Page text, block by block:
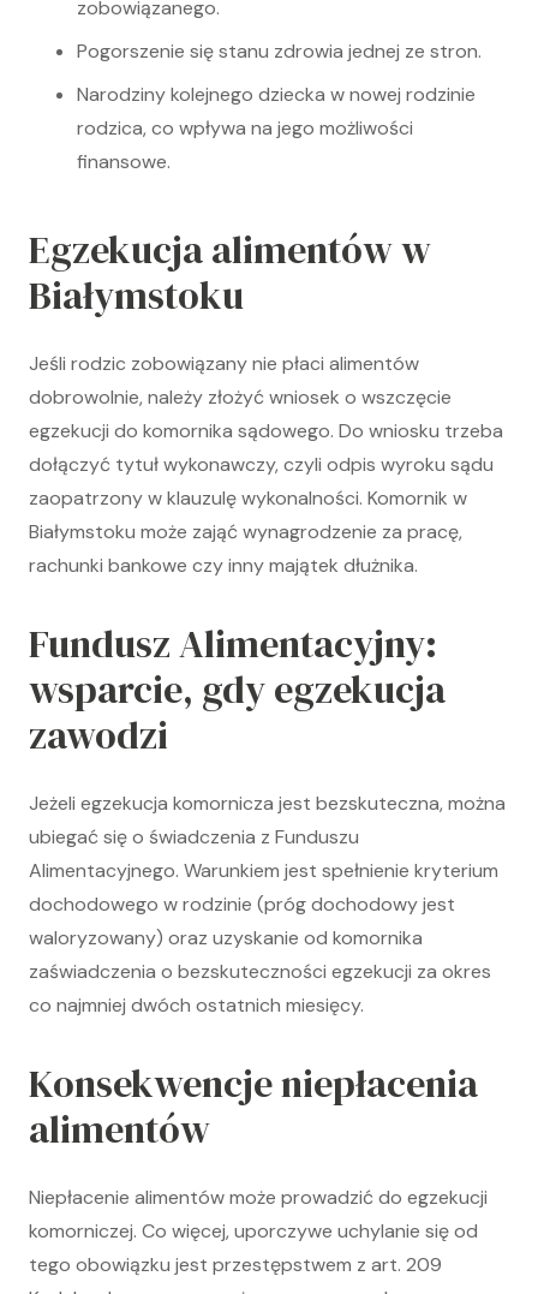
zobowiązanego.
Pogorszenie się stanu zdrowia jednej ze stron.
Narodziny kolejnego dziecka w nowej rodzinie
rodzica, co wpływa na jego możliwości
finansowe.
Egzekucja alimentów w
Białymstoku
Jeśli rodzic zobowiązany nie płaci alimentów
dobrowolnie, należy złożyć wniosek o wszczęcie
egzekucji do komornika sądowego. Do wniosku trzeba
dołączyć tytuł wykonawczy, czyli odpis wyroku sądu
zaopatrzony w klauzulę wykonalności. Komornik w
Białymstoku może zająć wynagrodzenie za pracę,
rachunki bankowe czy inny majątek dłużnika.
Fundusz Alimentacyjny:
wsparcie, gdy egzekucja
zawodzi
Jeżeli egzekucja komornicza jest bezskuteczna, można
ubiegać się o świadczenia z Funduszu
Alimentacyjnego. Warunkiem jest spełnienie kryterium
dochodowego w rodzinie (próg dochodowy jest
waloryzowany) oraz uzyskanie od komornika
zaświadczenia o bezskuteczności egzekucji za okres
co najmniej dwóch ostatnich miesięcy.
Konsekwencje niepłacenia
alimentów
Niepłacenie alimentów może prowadzić do egzekucji
komorniczej. Co więcej, uporczywe uchylanie się od
tego obowiązku jest przestępstwem z art. 209